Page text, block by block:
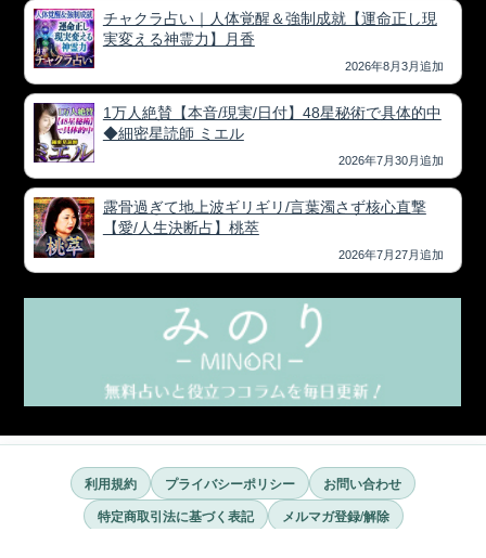
チャクラ占い｜人体覚醒＆強制成就【運命正し現
実変える神霊力】月香
2026年8月3月追加
1万人絶賛【本音/現実/日付】48星秘術で具体的中
◆細密星読師 ミエル
2026年7月30月追加
露骨過ぎて地上波ギリギリ/言葉濁さず核心直撃
【愛/人生決断占】桃萃
2026年7月27月追加
利用規約 プライバシーポリシー
お問い合わせ
特定商取引法に基づく表記
メルマガ登録/解除